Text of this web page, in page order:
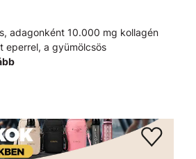
adagonként 10.000 mg kollagén
eperrel, a gyümölcsös